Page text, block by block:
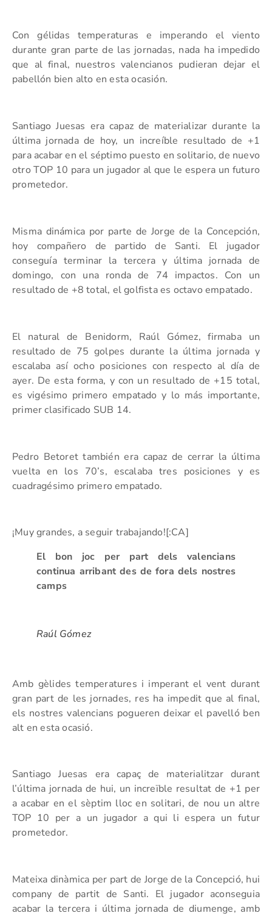
Con gélidas temperaturas e imperando el viento
durante gran parte de las jornadas, nada ha impedido
que al final, nuestros valencianos pudieran dejar el
pabellón bien alto en esta ocasión.
Santiago Juesas era capaz de materializar durante la
última jornada de hoy, un increíble resultado de +1
para acabar en el séptimo puesto en solitario, de nuevo
otro TOP 10 para un jugador al que le espera un futuro
prometedor.
Misma dinámica por parte de Jorge de la Concepción,
hoy compañero de partido de Santi. El jugador
conseguía terminar la tercera y última jornada de
domingo, con una ronda de 74 impactos. Con un
resultado de +8 total, el golfista es octavo empatado.
El natural de Benidorm, Raúl Gómez, firmaba un
resultado de 75 golpes durante la última jornada y
escalaba así ocho posiciones con respecto al día de
ayer. De esta forma, y con un resultado de +15 total,
es vigésimo primero empatado y lo más importante,
primer clasificado SUB 14.
Pedro Betoret también era capaz de cerrar la última
vuelta en los 70’s, escalaba tres posiciones y es
cuadragésimo primero empatado.
¡Muy grandes, a seguir trabajando![:CA]
El bon joc per part dels valencians
continua arribant des de fora dels nostres
camps
Raúl Gómez
Amb gèlides temperatures i imperant el vent durant
gran part de les jornades, res ha impedit que al final,
els nostres valencians pogueren deixar el pavelló ben
alt en esta ocasió.
Santiago Juesas era capaç de materialitzar durant
l’última jornada de hui, un increïble resultat de +1 per
a acabar en el sèptim lloc en solitari, de nou un altre
TOP 10 per a un jugador a qui li espera un futur
prometedor.
Mateixa dinàmica per part de Jorge de la Concepció, hui
company de partit de Santi. El jugador aconseguia
acabar la tercera i última jornada de diumenge, amb